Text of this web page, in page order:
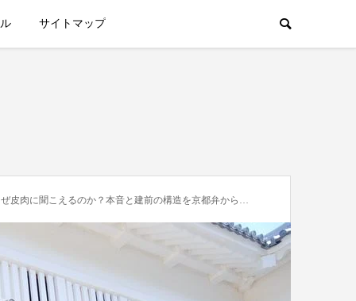
サイトマップ
肉に聞こえるのか？本音と建前の構造を京都弁から読み解く